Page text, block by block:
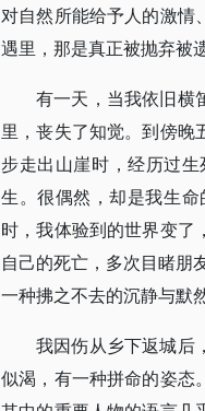
对自然所能给予人的激情
遇里，那是真正被抛弃被
有一天，当我依旧横
里，丧失了知觉。到傍晚
步走出山崖时，经历过
生。很偶然，却是我生
时，我体验到的世界变了
自己的死亡，多次目睹朋
一种拂之不去的沉静与默
我因伤从乡下返城后
似渴，有一种拼命的姿态